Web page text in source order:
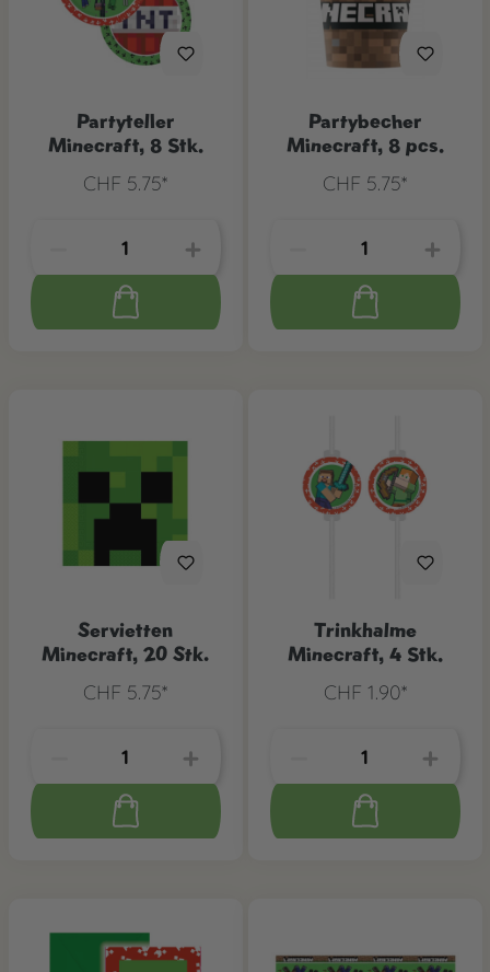
Partyteller
Minecraft, 8 Stk.
CHF 5.75*
Partybecher
Minecraft, 8 pcs.
CHF 5.75*
Servietten
Minecraft, 20 Stk.
CHF 5.75*
Trinkhalme
Minecraft, 4 Stk.
CHF 1.90*